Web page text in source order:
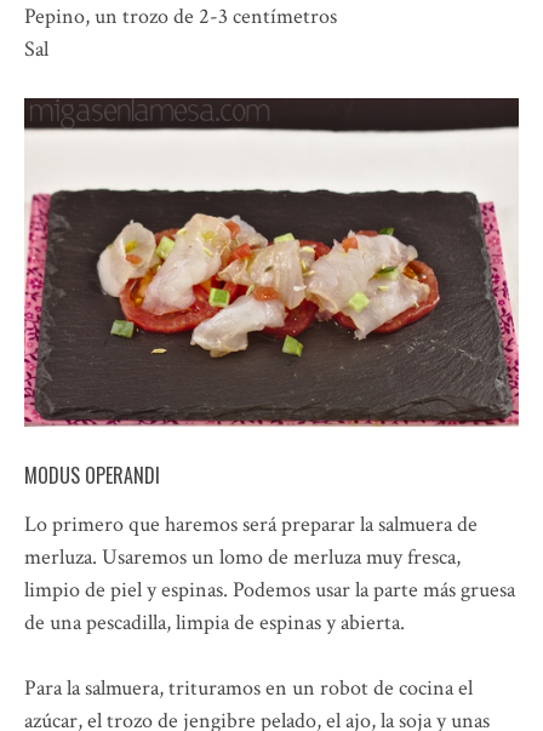
Pepino, un trozo de 2-3 centímetros
Sal
MODUS OPERANDI
Lo primero que haremos será preparar la salmuera de
merluza. Usaremos un lomo de merluza muy fresca,
limpio de piel y espinas. Podemos usar la parte más gruesa
de una pescadilla, limpia de espinas y abierta.
Para la salmuera, trituramos en un robot de cocina el
azúcar, el trozo de jengibre pelado, el ajo, la soja y unas